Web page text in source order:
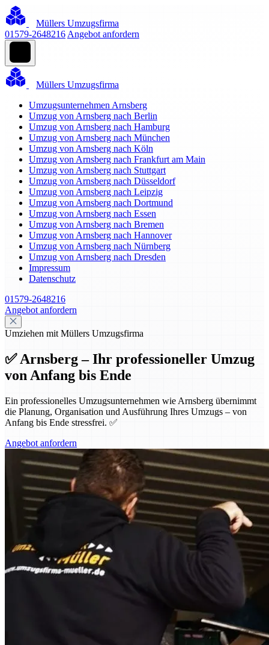
Müllers Umzugsfirma
01579-2648216 Angebot anfordern
Müllers Umzugsfirma
Umzugsunternehmen Arnsberg
Umzug von Arnsberg nach Berlin
Umzug von Arnsberg nach Hamburg
Umzug von Arnsberg nach München
Umzug von Arnsberg nach Köln
Umzug von Arnsberg nach Frankfurt am Main
Umzug von Arnsberg nach Stuttgart
Umzug von Arnsberg nach Düsseldorf
Umzug von Arnsberg nach Leipzig
Umzug von Arnsberg nach Dortmund
Umzug von Arnsberg nach Essen
Umzug von Arnsberg nach Bremen
Umzug von Arnsberg nach Hannover
Umzug von Arnsberg nach Nürnberg
Umzug von Arnsberg nach Dresden
Impressum
Datenschutz
01579-2648216
Angebot anfordern
Umziehen mit Müllers Umzugsfirma
✅ Arnsberg – Ihr professioneller Umzug
von Anfang bis Ende
Ein professionelles Umzugsunternehmen wie Arnsberg übernimmt
die Planung, Organisation und Ausführung Ihres Umzugs – von
Anfang bis Ende stressfrei. ✅
Angebot anfordern